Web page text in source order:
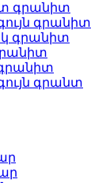
գրանիտ
գրանիտ
գրանիտ
գրանտ